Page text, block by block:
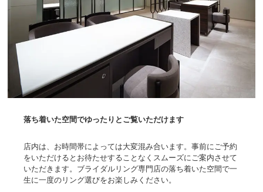
落ち着いた空間でゆったりとご覧いただけます
店内は、お時間帯によっては大変混み合います。事前にご予約
をいただけるとお待たせすることなくスムーズにご案内させて
いただきます。ブライダルリング専門店の落ち着いた空間で一
生に一度のリング選びをお楽しみください。